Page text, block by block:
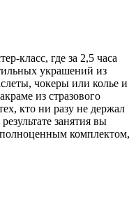
класс, где за 2,5 часа
украшений из
чокеры или колье и
из стразового
кто ни разу не держал
занятия вы
комплектом,